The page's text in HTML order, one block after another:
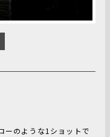
ーのような1ショットで